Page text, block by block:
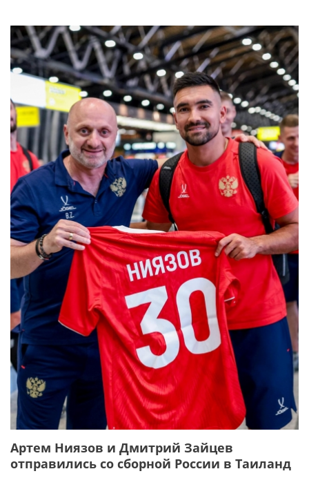
Артем Ниязов и Дмитрий Зайцев
отправились со сборной России в Таиланд